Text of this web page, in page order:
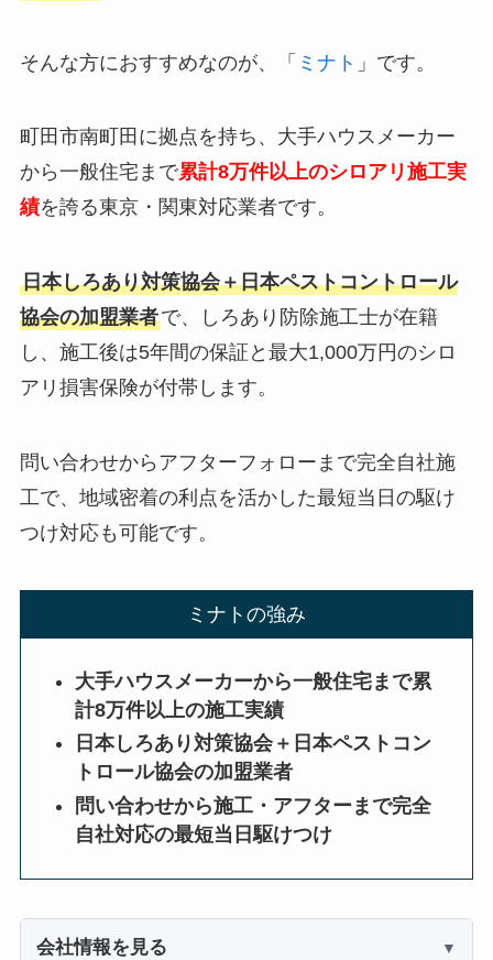
そんな方におすすめなのが、「 ミナト 」です。
町田市南町田に拠点を持ち、大手ハウスメーカー
から一般住宅まで累計8万件以上のシロアリ施工実
績を誇る東京・関東対応業者です。
日本しろあり対策協会＋日本ペストコントロール
協会の加盟業者で、しろあり防除施工士が在籍
し、施工後は5年間の保証と最大1,000万円のシロ
アリ損害保険が付帯します。
問い合わせからアフターフォローまで完全自社施
工で、地域密着の利点を活かした最短当日の駆け
つけ対応も可能です。
ミナトの強み
大手ハウスメーカーから一般住宅まで累
計8万件以上の施工実績
日本しろあり対策協会＋日本ペストコン
トロール協会の加盟業者
問い合わせから施工・アフターまで完全
自社対応の最短当日駆けつけ
会社情報を見る